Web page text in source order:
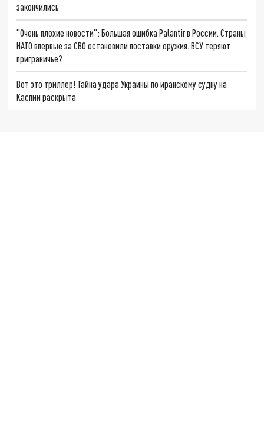
закончились
"Очень плохие новости": Большая ошибка Palantir в России. Страны
НАТО впервые за СВО остановили поставки оружия. ВСУ теряют
приграничье?
Вот это триллер! Тайна удара Украины по иранскому судну на
Каспии раскрыта